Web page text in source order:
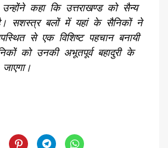
कहा कि उत्तराखण्ड को सैन्य
सशस्त्र बलों में यहां के सैनिकों ने
से एक विशिष्ट पहचान बनायी
को उनकी अभूतपूर्व बहादुरी के
Click Click Click Click